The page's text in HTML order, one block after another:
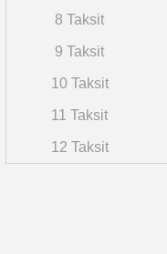
8 Taksit
9 Taksit
10 Taksit
11 Taksit
12 Taksit